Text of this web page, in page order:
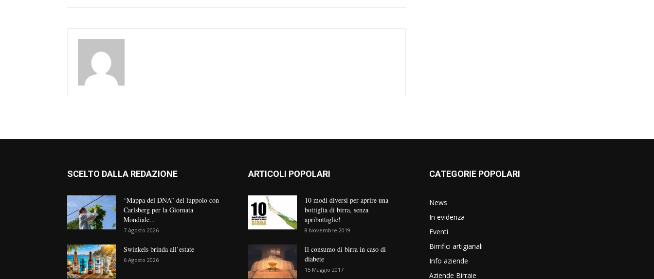
SCELTO DALLA REDAZIONE
“Mappa del DNA” del luppolo con
Carlsberg per la Giornata
Mondiale...
7 Agosto 2026
Swinkels brinda all’estate
6 Agosto 2026
ARTICOLI POPOLARI
10 modi diversi per aprire una
bottiglia di birra, senza
apribottiglie!
8 Novembre 2019
Il consumo di birra in caso di
diabete
15 Maggio 2017
CATEGORIE POPOLARI
News
In evidenza
Eventi
Birrifici artigianali
Info aziende
Aziende Birraie